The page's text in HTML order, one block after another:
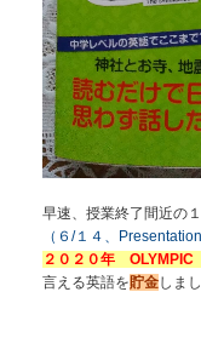
早速、授業終了間近の
（６/１４、
２０２０年
言える英語を貯金しま